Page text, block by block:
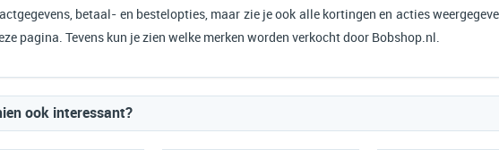
betaal- en bestelopties, maar zie je ook alle kortingen en acties
pagina. Tevens kun je zien welke merken worden verkocht door Bobshop.nl.
ook interessant?